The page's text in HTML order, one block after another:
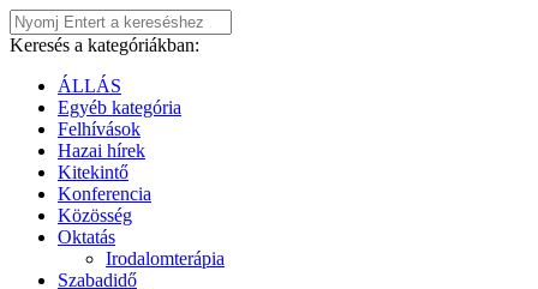
Keresés a kategóriákban:
ÁLLÁS
Egyéb kategória
Felhívások
Hazai hírek
Kitekintő
Konferencia
Közösség
Oktatás
Irodalomterápia
Szabadidő